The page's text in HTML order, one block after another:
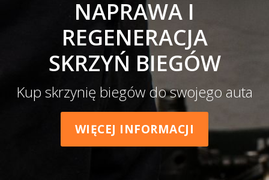
NAPRAWA I
REGENERACJA
SKRZYŃ BIEGÓW
Kup skrzynię biegów do swojego auta
WIĘCEJ INFORMACJI